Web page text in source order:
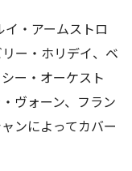
・アームストロ
ー・ホリデイ、ベ
ー・オーケスト
ヴォーン、フラン
ンによってカバー